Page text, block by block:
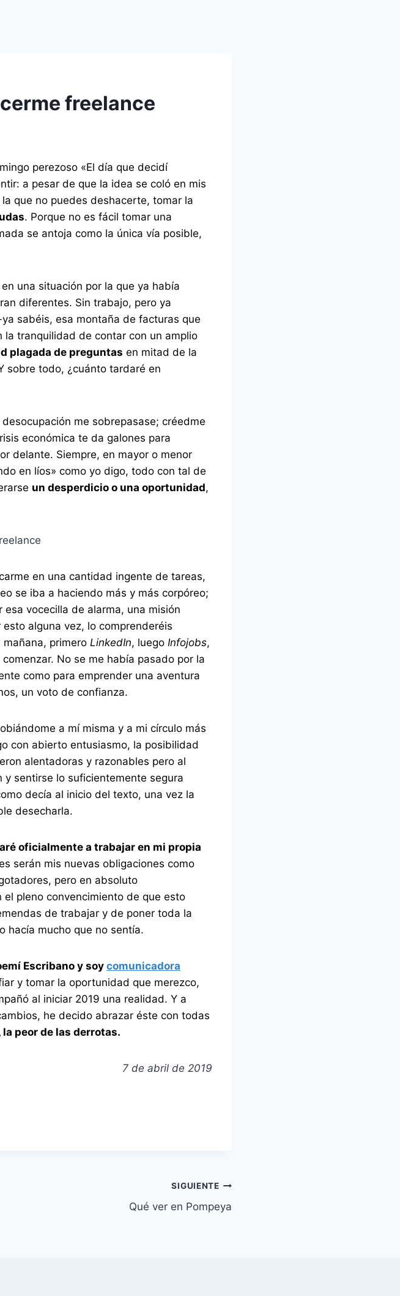
freelance
perezoso «El día que decidí
a pesar de que la idea se coló en mis
que no puedes deshacerte, tomar la
. Porque no es fácil tomar una
se antoja como la única vía posible,
una situación por la que ya había
diferentes. Sin trabajo, pero ya
sabéis, esa montaña de facturas que
tranquilidad de contar con un amplio
plagada de preguntas en mitad de la
sobre todo, ¿cuánto tardaré en
me sobrepasase; créedme
económica te da galones para
delante. Siempre, en mayor o menor
en líos» como yo digo, todo con tal de
un desperdicio o una oportunidad,
en una cantidad ingente de tareas,
se iba a haciendo más y más corpóreo;
vocecilla de alarma, una misión
alguna vez, lo comprenderéis
primero LinkedIn, luego Infojobs,
No se me había pasado por la
como para emprender una aventura
un voto de confianza.
a mí misma y a mi círculo más
con abierto entusiasmo, la posibilidad
alentadoras y razonables pero al
sentirse lo suficientemente segura
decía al inicio del texto, una vez la
desecharla.
oficialmente a trabajar en mi propia
serán mis nuevas obligaciones como
pero en absoluto
pleno convencimiento de que esto
de trabajar y de poner toda la
hacía mucho que no sentía.
Escribano y soy comunicadora
y tomar la oportunidad que merezco,
al iniciar 2019 una realidad. Y a
he decido abrazar éste con todas
peor de las derrotas.
7 de abril de 2019
SIGUIENTE
Qué ver en Pompeya